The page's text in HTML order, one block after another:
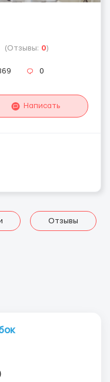
(Отзывы: 0)
0
Написать
Отзывы